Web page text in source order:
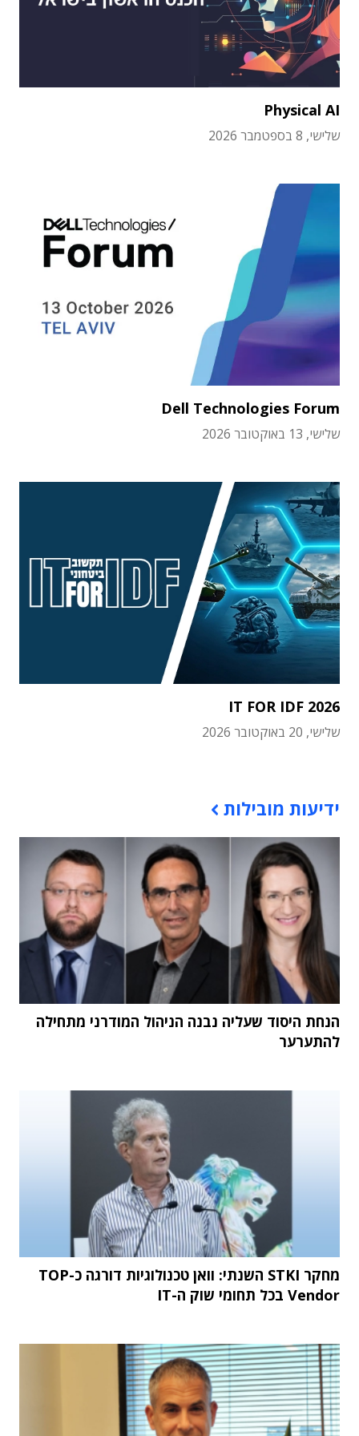
Physical AI
שלישי, 8 בספטמבר 2026
Dell Technologies Forum
שלישי, 13 באוקטובר 2026
IT FOR IDF 2026
שלישי, 20 באוקטובר 2026
ידיעות מובילות
הנחת היסוד שעליה נבנה הניהול המודרני מתחילה
להתערער
מחקר STKI השנתי: וואן טכנולוגיות דורגה כ-TOP
Vendor בכל תחומי שוק ה-IT